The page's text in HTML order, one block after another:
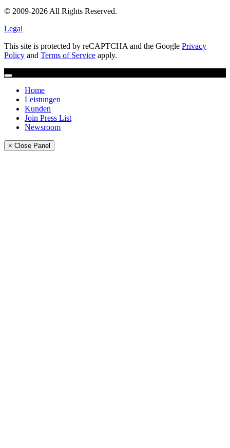
© 2009-2026 All Rights Reserved.
Legal
This site is protected by reCAPTCHA and the Google Privacy
Policy and Terms of Service apply.
Home
Leistungen
Kunden
Join Press List
Newsroom
× Close Panel